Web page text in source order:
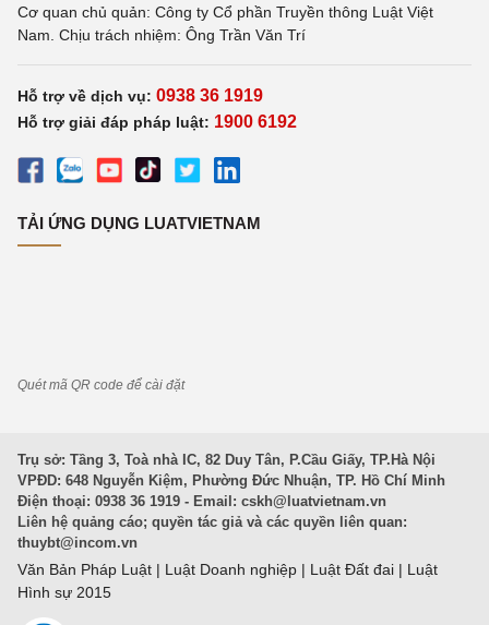
Cơ quan chủ quản: Công ty Cổ phần Truyền thông Luật Việt
Nam. Chịu trách nhiệm: Ông Trần Văn Trí
Hỗ trợ về dịch vụ: 0938 36 1919
Hỗ trợ giải đáp pháp luật: 1900 6192
TẢI ỨNG DỤNG LUATVIETNAM
Quét mã QR code để cài đặt
Trụ sở: Tầng 3, Toà nhà IC, 82 Duy Tân, P.Cầu Giấy, TP.Hà Nội
VPĐD: 648 Nguyễn Kiệm, Phường Đức Nhuận, TP. Hồ Chí Minh
Điện thoại: 0938 36 1919 - Email: cskh@luatvietnam.vn
Liên hệ quảng cáo; quyền tác giả và các quyền liên quan:
thuybt@incom.vn
Văn Bản Pháp Luật | Luật Doanh nghiệp | Luật Đất đai | Luật
Hình sự 2015